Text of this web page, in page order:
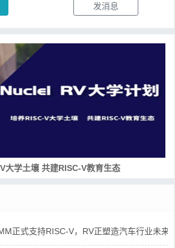
发消息
大学土壤 共建RISC-V教育生态
正式支持RISC-V，RV正塑造汽车行业未来